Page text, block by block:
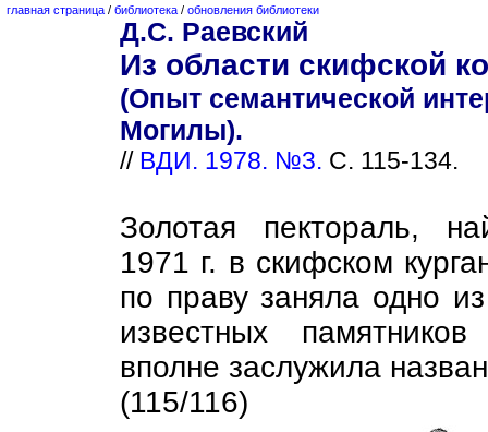
главная страница / библиотека / обновления библиотеки
Д.С. Раевский
Из области скифской
(Опыт семантической
Могилы).
// ВДИ. 1978. №3. С. 115-134.
Золотая пектораль,
1971 г. в скифском
по праву заняла одно
известных
вполне заслужила
(115/116)